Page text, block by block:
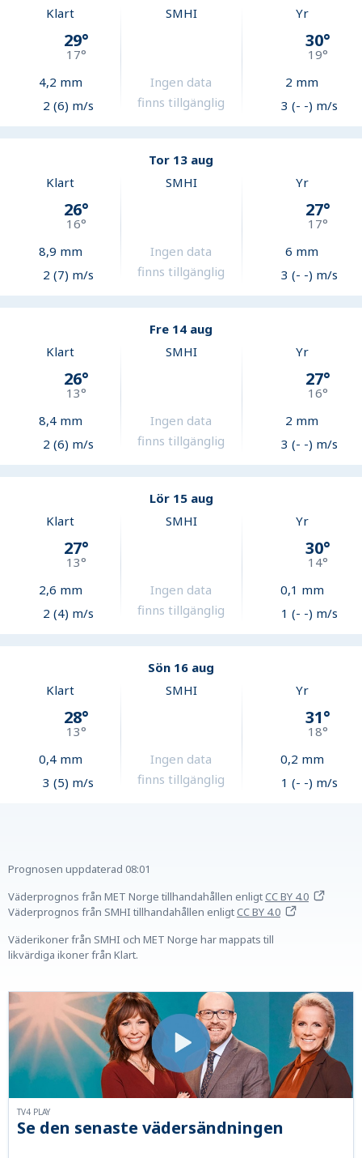
Klart
29°
17°
4,2 mm
2 (6) m/s
SMHI
Ingen data
finns tillgänglig
Yr
30°
19°
2 mm
3 (- -) m/s
Tor 13 aug
Klart
26°
16°
8,9 mm
2 (7) m/s
SMHI
Ingen data
finns tillgänglig
Yr
27°
17°
6 mm
3 (- -) m/s
Fre 14 aug
Klart
26°
13°
8,4mm
2 (6) m/s
SMHI
Ingen data
finns tillgänglig
Yr
27°
16°
2 mm
3 (- -) m/s
Lör 15 aug
Klart
27°
13°
2,6 mm
2 (4) m/s
SMHI
Ingen data
finns tillgänglig
Yr
30°
14°
0,1 mm
1 (- -) m/s
Sön 16 aug
Klart
28°
13°
0,4mm
3 (5) m/s
SMHI
Ingen data
finns tillgänglig
Yr
31°
18°
0,2 mm
1 (- -) m/s
Prognosen uppdaterad 08:01
Väderprognos från MET Norge tillhandahållen enligtCC BY 4.0
Väderprognos från SMHI tillhandahållen enligtCC BY 4.0
Väderikoner från SMHI och MET Norge har mappats till
likvärdiga ikoner från Klart.
Se den senaste vädersändningen
TV4 PLAY